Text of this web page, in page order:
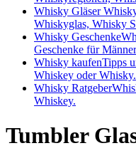
Whisky Gläser
Whiskyglas, Whisky
Whisky Geschenke
Geschenke für
Whisky kaufenTipps
Whiskey oder Whisky.
Whisky Ratgeber
Whiskey.
Tumbler